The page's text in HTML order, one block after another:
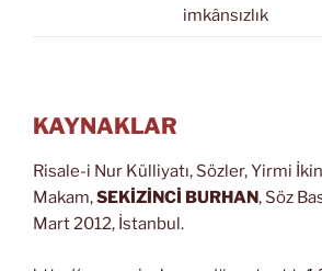
imkânsızlık
KAYNAKLAR
Risale-i Nur Külliyatı, Sözler, Yirmi
Makam,SEKİZİNCİ BURHAN, Söz
Mart 2012, İstanbul.